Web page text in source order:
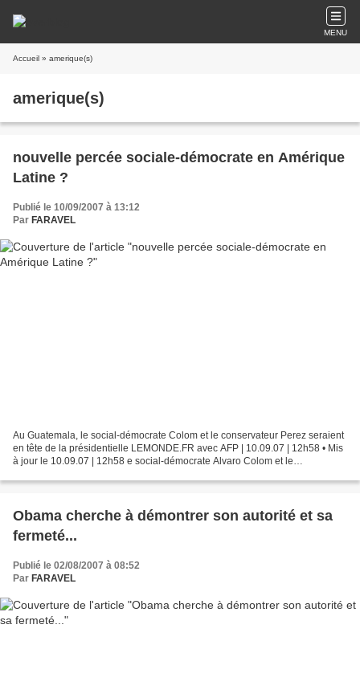
MENU
Accueil » amerique(s)
amerique(s)
nouvelle percée sociale-démocrate en Amérique
Latine ?
Publié le 10/09/2007 à 13:12
Par FARAVEL
Au Guatemala, le social-démocrate Colom et le conservateur Perez seraient
en tête de la présidentielle LEMONDE.FR avec AFP | 10.09.07 | 12h58 • Mis
à jour le 10.09.07 | 12h58 e social-démocrate Alvaro Colom et le
Obama cherche à démontrer son autorité et sa
fermeté...
Publié le 02/08/2007 à 08:52
Par FARAVEL